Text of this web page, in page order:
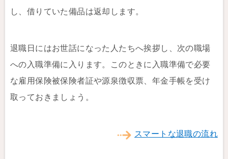
し、借りていた備品は返却します。
退職日にはお世話になった人たちへ挨拶し、次の職場
への入職準備に入ります。このときに入職準備で必要
な雇用保険被保険者証や源泉徴収票、年金手帳を受け
取っておきましょう。
スマートな退職の流れ